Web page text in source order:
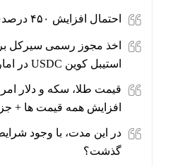
احتمال افزایش ۴۵۰ درصدی این ارز دیجیتال
اخذ مجوز رسمی سیرکل
استیبل کوین USDC در امارات
افزایش همه قیمت ها +
در این مدت، با وجود
گذشت؟